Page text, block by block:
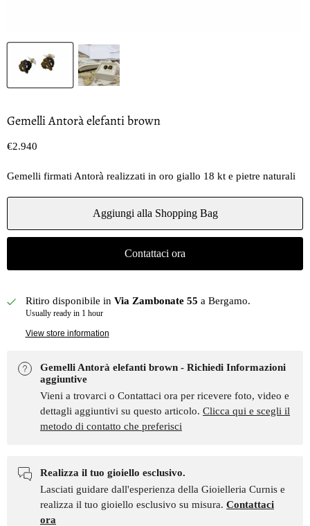
Gemelli Antorà elefanti brown
Prezzo oggi
€2.940
Gemelli firmati Antorà realizzati in oro giallo 18 kt e pietre naturali
Aggiungi alla Shopping Bag
Contattaci ora
Ritiro disponibile in Via Zambonate 55 a Bergamo.
Usually ready in 1 hour
View store information
Gemelli Antorà elefanti brown - Richiedi Informazioni
aggiuntive
Vieni a trovarci o Contattaci ora per ricevere foto, video e
dettagli aggiuntivi su questo articolo. Clicca qui e scegli il
metodo di contatto che preferisci
Realizza il tuo gioiello esclusivo.
Lasciati guidare dall'esperienza della Gioielleria Curnis e
realizza il tuo gioiello esclusivo su misura. Contattaci
ora